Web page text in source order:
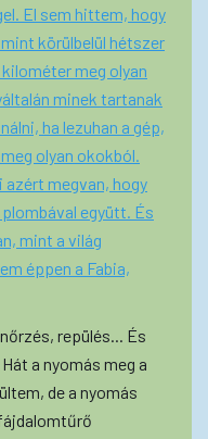
El sem hittem, hogy
körülbelül hétszer
meg olyan
minek tartanak
ha lezuhan a gép,
olyan okokból.
megvan, hogy
együtt. És
mint a világ
éppen a Fabia,
repülés... És
a nyomás meg a
de a nyomás